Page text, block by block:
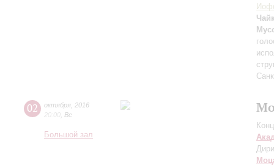
02 октября 2016
20:00 Вс
Большой зал